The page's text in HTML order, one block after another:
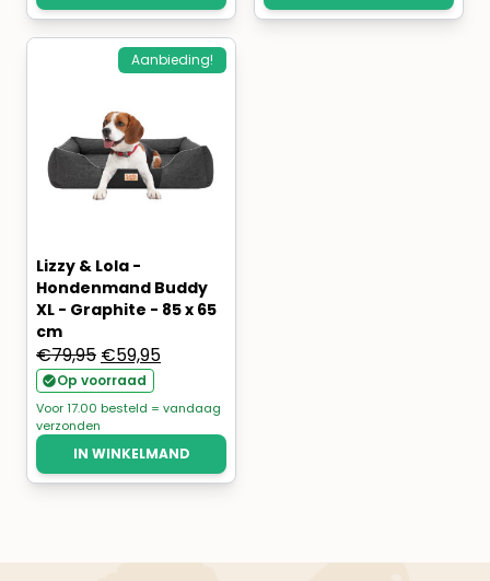
Aanbieding!
Lizzy & Lola -
Hondenmand Buddy
XL - Graphite - 85 x 65
cm
€79,95 Oorspronkelijke
prijs
was:
€79,95.
€59,95Huidige
is:
€59,95.
Op voorraad
Voor 17.00 besteld = vandaag
verzonden
IN WINKELMAND